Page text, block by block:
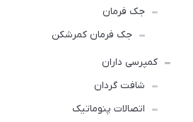
جک فرمان
جک فرمان کمرشکن
کمپرسی داران
شافت گردان
اتصالات پنوماتیک